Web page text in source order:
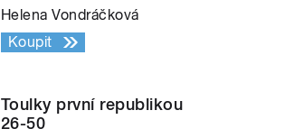
Helena Vondráčková
Koupit
Toulky první republikou
26-50